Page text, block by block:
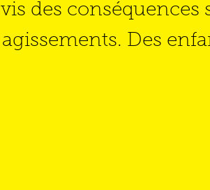
vis des conséquences
agissements. Des